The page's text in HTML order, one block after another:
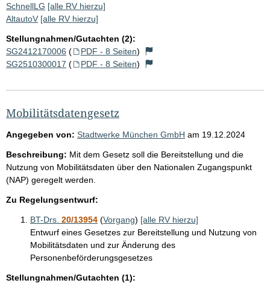
SchnellLG [alle RV hierzu]
AltautoV [alle RV hierzu]
Stellungnahmen/Gutachten (2):
SG2412170006 ( PDF - 8 Seiten)
SG2510300017 ( PDF - 8 Seiten)
Mobilitätsdatengesetz
Angegeben von: Stadtwerke München GmbH am 19.12.2024
Beschreibung: Mit dem Gesetz soll die Bereitstellung und die
Nutzung von Mobilitätsdaten über den Nationalen Zugangspunkt
(NAP) geregelt werden.
Zu Regelungsentwurf:
BT-Drs. 20/13954 (Vorgang) [alle RV hierzu]
Entwurf eines Gesetzes zur Bereitstellung und Nutzung von
Mobilitätsdaten und zur Änderung des
Personenbeförderungsgesetzes
Stellungnahmen/Gutachten (1):